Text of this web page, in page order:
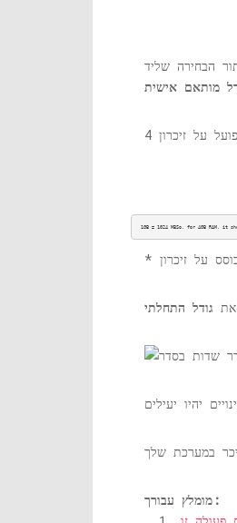
הבחירה שליד
מותאם אישית
1GB = 1024 MBSo, for 4GB RAM, it
*
מומלץ עבורך: